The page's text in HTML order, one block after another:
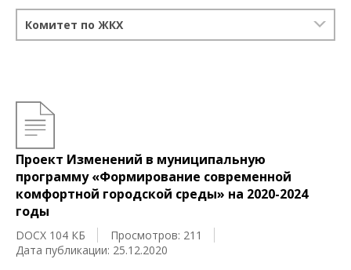
Комитет по ЖКХ
Проект Изменений в муниципальную
программу «Формирование современной
комфортной городской среды» на 2020-2024
годы
DOCX 104 КБ
Просмотров: 211
Дата публикации: 25.12.2020